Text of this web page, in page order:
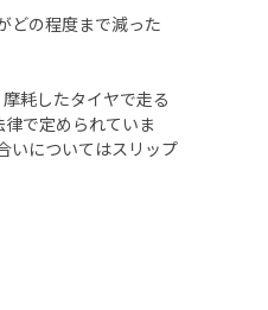
どの程度まで減った
耗したタイヤで走る
で定められていま
いについてはスリップ